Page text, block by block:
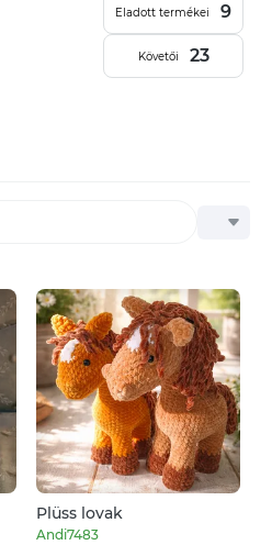
Eladott termékei 9
Követői 23
Plüss lovak
Andi7483